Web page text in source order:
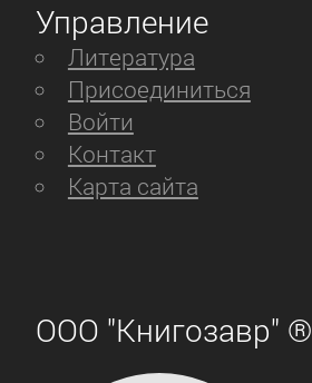
Управление
Литература
Присоединиться
Войти
Контакт
Карта сайта
ООО "Книгозавр" ®